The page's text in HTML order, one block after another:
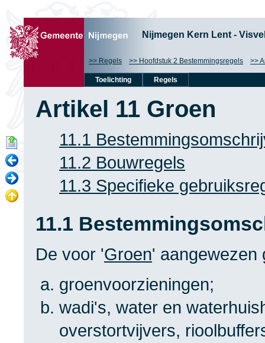
Nijmegen Kern Lent -
Regels Hoofdstuk 2 Bestemmingsregels
Toelichting Regels
Artikel 11 Groen
11.1
11.2 Bouwregels
11.3 Specifieke
11.1
De voor 'Groen' aangewezen
groenvoorzieningen;
wadi's, water en
overstortvijvers,